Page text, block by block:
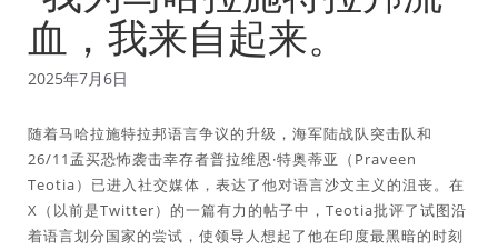
血，我来自起来。
2025年7月6日
随着马哈拉施特拉邦语言争议的升级，海军陆战队突击队和
26/11孟买恐怖袭击幸存者普拉维恩·特奥蒂亚（Praveen
Teotia）已进入社交媒体，表达了他对语言沙文主义的沮丧。在
X（以前是Twitter）的一篇有力的帖子中，Teotia批评了试图沿
着语言划分国家的尝试，使领导人想起了他在印度最黑暗的时刻